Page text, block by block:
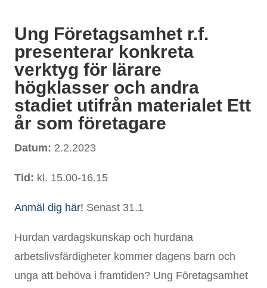
Ung Företagsamhet r.f.
presenterar konkreta
verktyg för lärare
högklasser och andra
stadiet utifrån materialet Ett
år som företagare
Datum: 2.2.2023
Tid: kl. 15.00-16.15
Anmäl dig här! Senast 31.1
Hurdan vardagskunskap och hurdana
arbetslivsfärdigheter kommer dagens barn och
unga att behöva i framtiden? Ung Företagsamhet